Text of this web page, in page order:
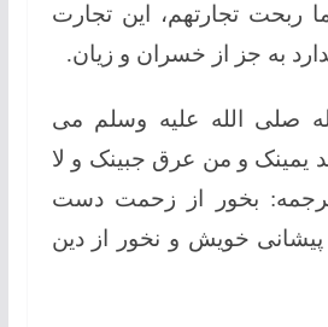
ربحت تجارتهم، این تجارت
به جز از خسران و زیان.
صلی الله علیه وسلم می
یمینک و من عرق جبینک و لا
بخور از زحمت دست
خویش و نخور از دین